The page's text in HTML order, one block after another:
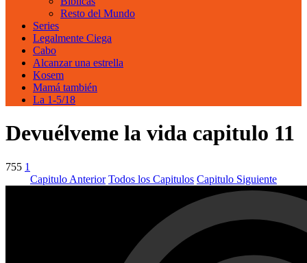
Resto del Mundo
Series
Legalmente Ciega
Cabo
Alcanzar una estrella
Kosem
Mamá también
La 1-5/18
Devuélveme la vida capitulo 11
755 1
Capitulo Anterior Todos los Capitulos Capitulo Siguiente